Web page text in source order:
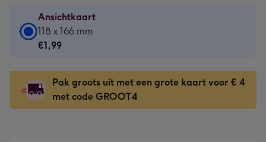
Ansichtkaart
Ansichtkaart
-
-
118
x
118 x 166 mm
€1,99
Pak groots uit met een grote kaart voor € 4
met code GROOT4